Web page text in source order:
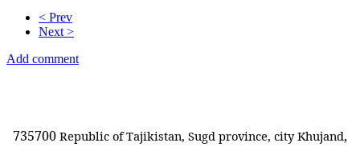
< Prev
Next >
Add comment
735700 Republic of Tajikistan, Sugd province, city Khujand,